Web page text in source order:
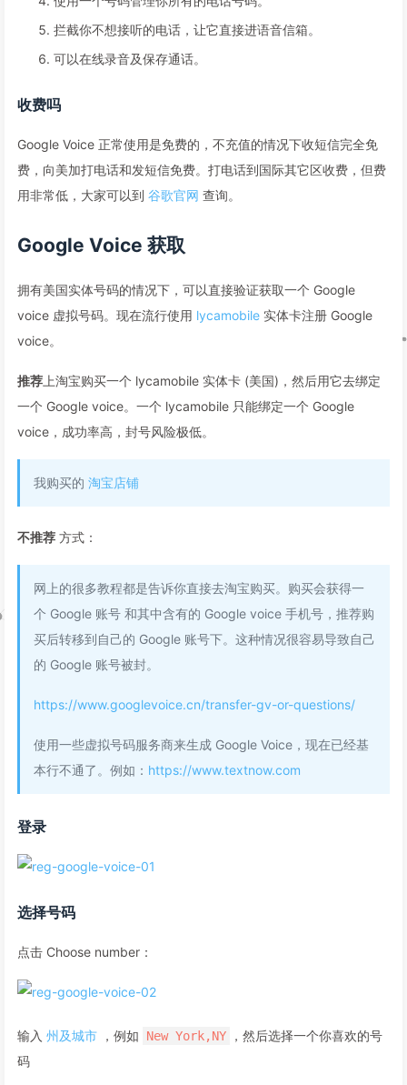
拦截你不想接听的电话，让它直接进语音信箱。
可以在线录音及保存通话。
收费吗
Google Voice 正常使用是免费的，不充值的情况下收短信完全免
费，向美加打电话和发短信免费。打电话到国际其它区收费，但费
用非常低，大家可以到 谷歌官网 查询。
Google Voice 获取
拥有美国实体号码的情况下，可以直接验证获取一个 Google
voice 虚拟号码。现在流行使用 lycamobile 实体卡注册 Google
voice。
推荐 上淘宝购买一个 lycamobile 实体卡 (美国)，然后用它去绑定
一个 Google voice。一个 lycamobile 只能绑定一个 Google
voice，成功率高，封号风险极低。
我购买的 淘宝店铺
不推荐 方式：
网上的很多教程都是告诉你直接去淘宝购买。购买会获得一
个 Google 账号 和其中含有的 Google voice 手机号，推荐购
买后转移到自己的 Google 账号下。这种情况很容易导致自己
的 Google 账号被封。
https://www.googlevoice.cn/transfer-gv-or-questions/
使用一些虚拟号码服务商来生成 Google Voice，现在已经基
本行不通了。例如： https://www.textnow.com
登录
选择号码
点击 Choose number：
输入 州及城市 ，例如 New York,NY
，然后选择一个你喜欢的号
码